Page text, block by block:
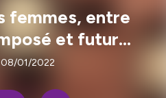
femmes, entre
et futur
08/01/2022